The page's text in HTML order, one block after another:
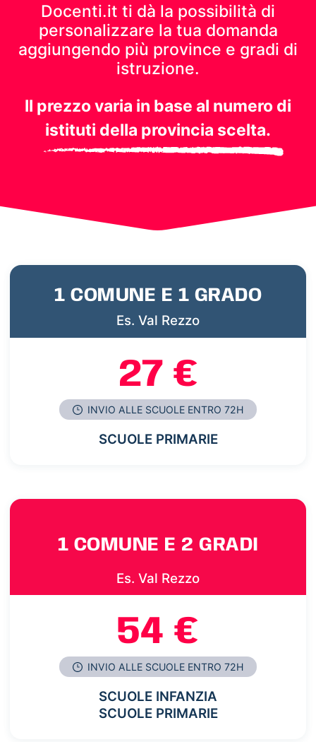
Docenti.it ti dà la possibilità di
personalizzare la tua domanda
aggiungendo più province e gradi di
istruzione.
Il prezzo varia in base al numero di
istituti della provincia scelta.
1 COMUNE E 1 GRADO
Es. Val Rezzo
27 €
INVIO ALLE SCUOLE ENTRO 72H
SCUOLE PRIMARIE
1 COMUNE E 2 GRADI
Es. Val Rezzo
54 €
INVIO ALLE SCUOLE ENTRO 72H
SCUOLE INFANZIA
SCUOLE PRIMARIE